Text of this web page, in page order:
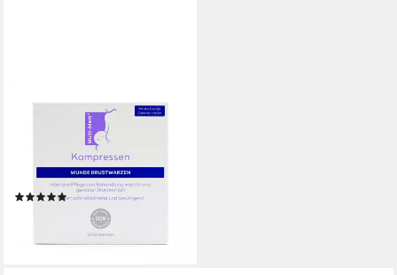
Kalt-Warm-Kompresse
MULTI-MAM Kompressen zur
Behandlung und Pflege der
Brustwarzen, 12 Stk
(1)
lieferbar - in 3-4 Werktagen bei dir